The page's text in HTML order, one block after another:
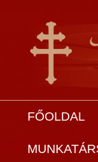
FŐOLDAL